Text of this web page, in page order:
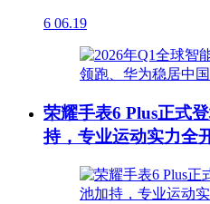
6 06.19
荣耀手表6 Plus正式
持，专业运动实力全